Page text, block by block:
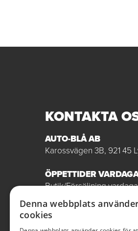
KONTAKTA
AUTO-BLÅ AB
Karossvägen 3B, 921 45
ÖPPETTIDER
Butik/Försäljning
Verkstad vardagar
Röda dagar stängt
Denna webbplats
cookies